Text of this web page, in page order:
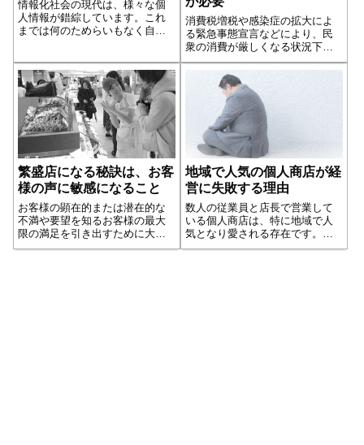
情報化社会の現代は、様々な個
人情報が錯綜しています。これ
までは何のためらいもなく自分
業の求めに応じていたと思いま
す。そこには「ここは信頼でき
るから、大丈夫だろう」という
思い込みや信頼関...続きを読む
消費税増税や感染症の拡大によ
る緊急事態宣言などにより、民
衆の消費が厳しくなる状況下
で、中小店舗の経営者はさまざ
まな試行錯誤を続けているはず
です。最初に情勢が変わりそう
な兆候があちらこちらに見え始
めたときは、「自分の店舗まで
は影響が及ばない」...続きを読
繁盛店になる秘訣は、お客
様の声に敏感になること
お客様の顕在的または潜在的な
不満や要望を知るお客様の最大
限の満足を引き出すために大切
な事は、お客様のニーズやウォ
地域で人気の個人商店が経
営に失敗する理由
数人の従業員と店長で営業して
いる個人商店は、特に地域で人
気となり愛される存在です。し
かし、お客様から愛されるがゆ